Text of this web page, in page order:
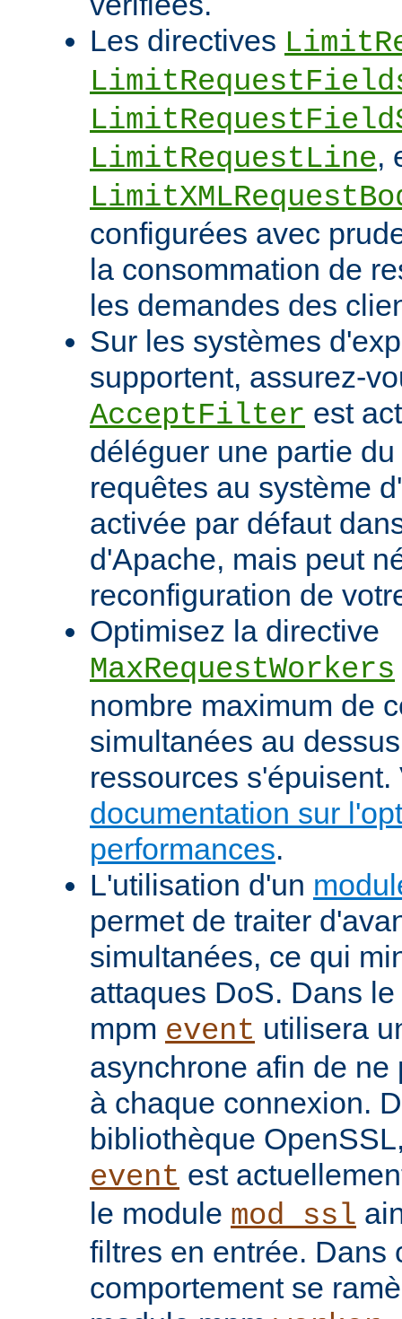
Les directives
LimitRequestLine,
configurées avec
la consommation de
les demandes des
Sur les systèmes
supportent, assurez-
AcceptFilter est
déléguer une partie
requêtes au système
activée par défaut
d'Apache, mais peut
reconfiguration de
Optimisez la directive
MaxRequestWorkers
nombre maximum de
simultanées au
ressources s'épuisent.
documentation sur
performances.
L'utilisation d'un
permet de traiter
simultanées, ce qui
attaques DoS. Dans
mpm event utilisera
asynchrone afin de
à chaque connexion.
bibliothèque
event est
le module mod_ssl
filtres en entrée. Dans
comportement se